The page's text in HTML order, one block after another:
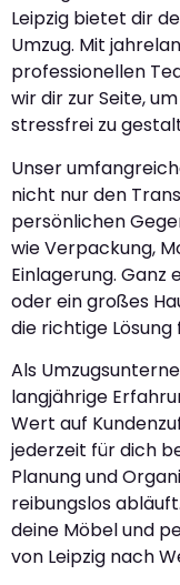
Leipzig bietet dir
Umzug. Mit
professionellen
wir dir zur Seite,
stressfrei zu
Unser
nicht nur den
persönlichen
wie Verpackung,
Einlagerung. Ganz
oder ein großes
die richtige Lösung
Als
langjährige
Wert auf
jederzeit für dich
Planung und
reibungslos
deine Möbel und
von Leipzig nach